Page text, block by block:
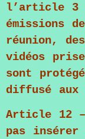
l’article 3
émissions
réunion,
vidéos
sont
diffusé aux
Article 12
–
pas insérer